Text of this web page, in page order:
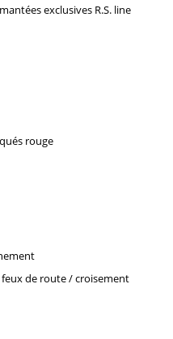
exclusives R.S. line
rouge
de route / croisement